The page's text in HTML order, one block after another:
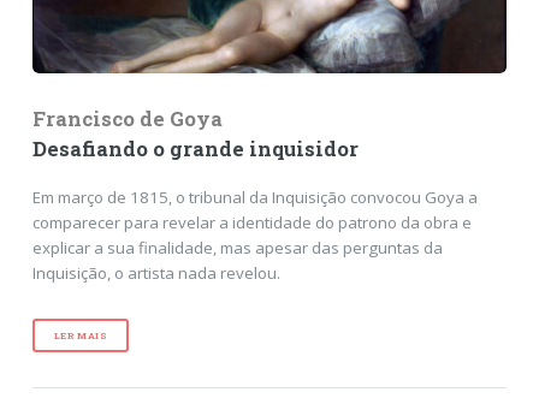
Francisco de Goya
Desafiando o grande inquisidor
Em março de 1815, o tribunal da Inquisição convocou Goya a
comparecer para revelar a identidade do patrono da obra e
explicar a sua finalidade, mas apesar das perguntas da
Inquisição, o artista nada revelou.
LER MAIS